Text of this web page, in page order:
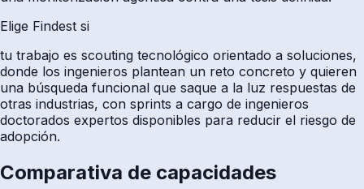
Elige Findest si
tu trabajo es scouting tecnológico orientado a soluciones,
donde los ingenieros plantean un reto concreto y quieren
una búsqueda funcional que saque a la luz respuestas de
otras industrias, con sprints a cargo de ingenieros
doctorados expertos disponibles para reducir el riesgo de
adopción.
Comparativa de capacidades